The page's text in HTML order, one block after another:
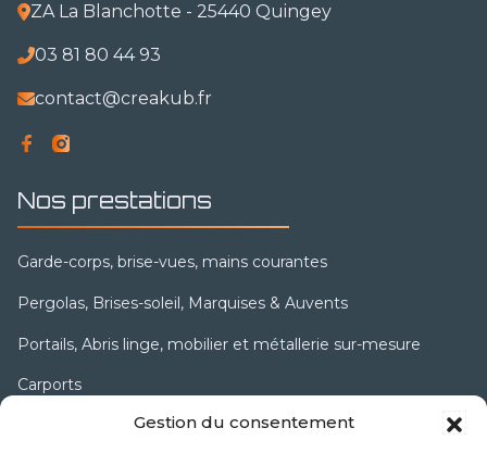
Gestion du consentement
ZA La Blanchotte - 25440 Quingey
03 81 80 44 93
contact@creakub.fr
Nos prestations
Garde-corps, brise-vues, mains courantes
Pergolas, Brises-soleil, Marquises & Auvents
Portails, Abris linge, mobilier et métallerie sur-mesure
Carports
Terrasses, Mezzanines, Escaliers